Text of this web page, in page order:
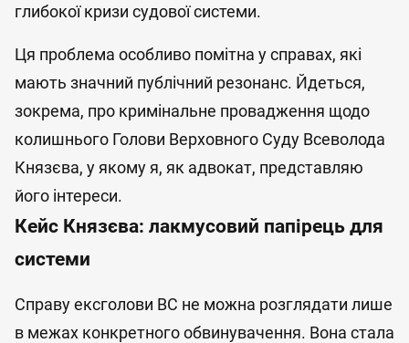
глибокої кризи судової системи.
Ця проблема особливо помітна у справах, які
мають значний публічний резонанс. Йдеться,
зокрема, про кримінальне провадження щодо
колишнього Голови Верховного Суду Всеволода
Князєва, у якому я, як адвокат, представляю
його інтереси.
Кейс Князєва: лакмусовий папірець для
системи
Справу ексголови ВС не можна розглядати лише
в межах конкретного обвинувачення. Вона стала